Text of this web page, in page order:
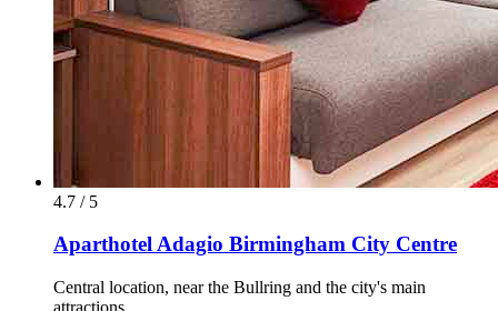
4.7 / 5
Aparthotel Adagio Birmingham City Centre
Central location, near the Bullring and the city's main
attractions.